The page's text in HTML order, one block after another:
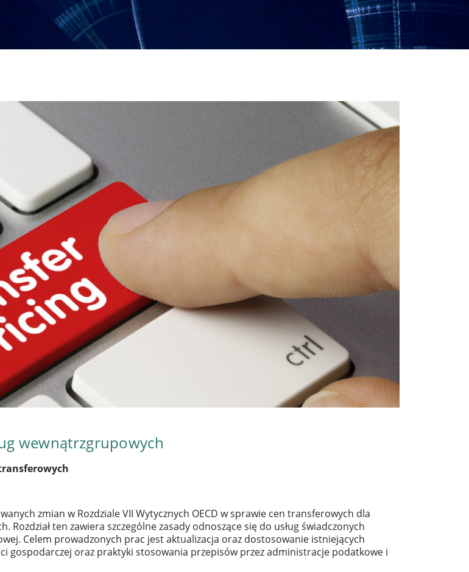
wewnątrzgrupowych
zmian w Rozdziale VII Wytycznych OECD w sprawie cen transferowych dla
ten zawiera szczególne zasady odnoszące się do usług świadczonych
Celem prowadzonych prac jest aktualizacja oraz dostosowanie istniejących
gospodarczej oraz praktyki stosowania przepisów przez administracje podatkowe i